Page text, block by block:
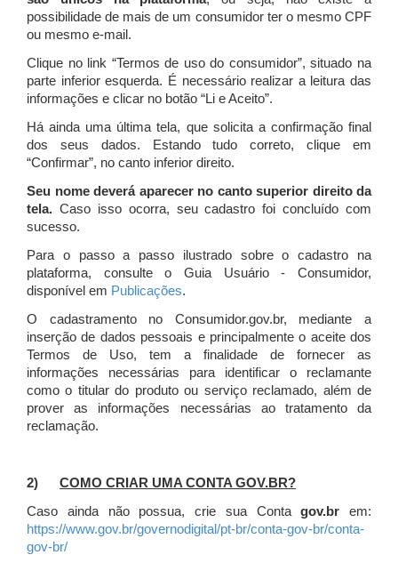
possibilidade de mais de um consumidor ter o mesmo CPF
ou mesmo e-mail.
Clique no link “Termos de uso do consumidor”, situado na
parte inferior esquerda. É necessário realizar a leitura das
informações e clicar no botão “Li e Aceito”.
Há ainda uma última tela, que solicita a confirmação final
dos seus dados. Estando tudo correto, clique em
“Confirmar”, no canto inferior direito.
Seu nome deverá aparecer no canto superior direito da
tela. Caso isso ocorra, seu cadastro foi concluído com
sucesso.
Para o passo a passo ilustrado sobre o cadastro na
plataforma, consulte o Guia Usuário - Consumidor,
disponível em Publicações.
O cadastramento no Consumidor.gov.br, mediante a
inserção de dados pessoais e principalmente o aceite dos
Termos de Uso, tem a finalidade de fornecer as
informações necessárias para identificar o reclamante
como o titular do produto ou serviço reclamado, além de
prover as informações necessárias ao tratamento da
reclamação.
2) COMO CRIAR UMA CONTA GOV.BR?
Caso ainda não possua, crie sua Contagov.br em:
https://www.gov.br/governodigital/pt-br/conta-gov-br/conta-
gov-br/